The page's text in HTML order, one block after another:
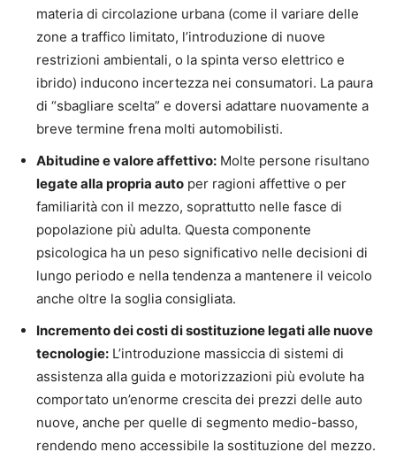
materia di circolazione urbana (come il variare delle
zone a traffico limitato, l’introduzione di nuove
restrizioni ambientali, o la spinta verso elettrico e
ibrido) inducono incertezza nei consumatori. La paura
di “sbagliare scelta” e doversi adattare nuovamente a
breve termine frena molti automobilisti.
Abitudine e valore affettivo: Molte persone risultano
legate alla propria auto per ragioni affettive o per
familiarità con il mezzo, soprattutto nelle fasce di
popolazione più adulta. Questa componente
psicologica ha un peso significativo nelle decisioni di
lungo periodo e nella tendenza a mantenere il veicolo
anche oltre la soglia consigliata.
Incremento dei costi di sostituzione legati alle nuove
tecnologie: L’introduzione massiccia di sistemi di
assistenza alla guida e motorizzazioni più evolute ha
comportato un’enorme crescita dei prezzi delle auto
nuove, anche per quelle di segmento medio-basso,
rendendo meno accessibile la sostituzione del mezzo.